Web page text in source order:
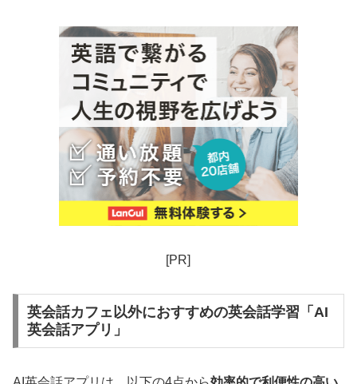
[PR]
英会話カフェ以外におすすめの英会話学習「AI
英会話アプリ」